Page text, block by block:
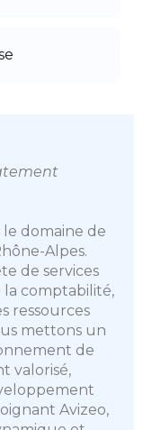
domaine de
Alpes.
de services
la comptabilité,
ressources
mettons un
de
valorisé,
Avizeo,